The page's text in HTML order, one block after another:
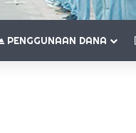
PENGGUNAAN DANA